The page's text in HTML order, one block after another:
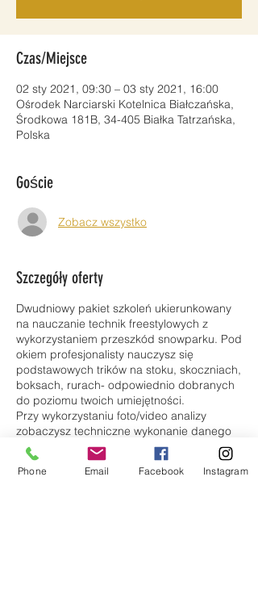
Czas/Miejsce
02 sty 2021, 09:30 – 03 sty 2021, 16:00
Ośrodek Narciarski Kotelnica Białczańska,
Środkowa 181B, 34-405 Białka Tatrzańska,
Polska
Goście
Zobacz wszystko
Szczegóły oferty
Dwudniowy pakiet szkoleń ukierunkowany
na nauczanie technik freestylowych z
wykorzystaniem przeszkód snowparku. Pod
okiem profesjonalisty nauczysz się
podstawowych trików na stoku, skoczniach,
boksach, rurach- odpowiednio dobranych
do poziomu twoich umiejętności.
Przy wykorzystaniu foto/video analizy
zobaczysz techniczne wykonanie danego
triku co zdecydowanie przyspieszy twój
progres i zbliży Cię do poziomu PRO.
Phone Email Facebook Instagram